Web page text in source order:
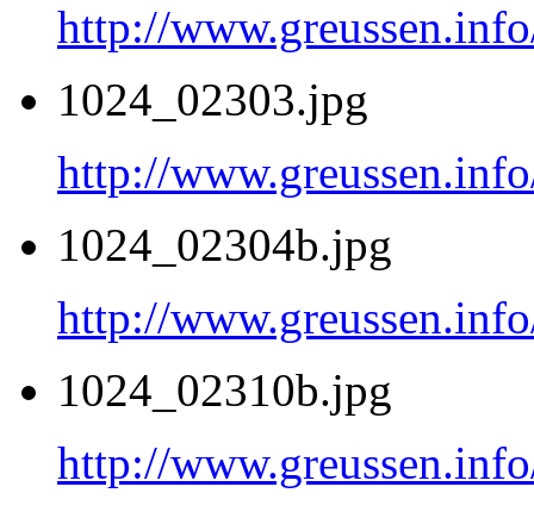
http://
1024_02303.jpg
http://
1024_02304b.jpg
http://
1024_02310b.jpg
http://